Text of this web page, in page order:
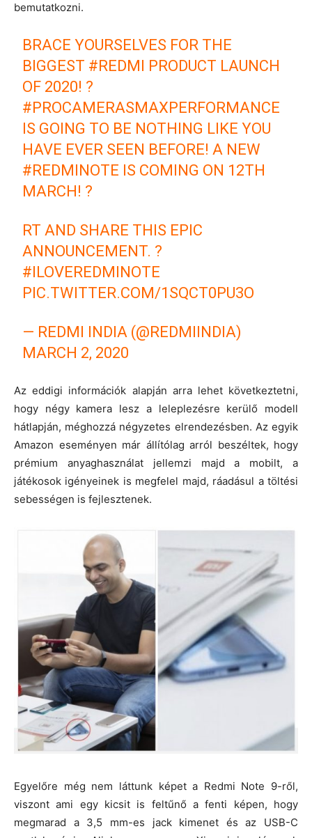
bemutatkozni.
BRACE YOURSELVES FOR THE
BIGGEST #REDMI PRODUCT LAUNCH
OF 2020! ?
#PROCAMERASMAXPERFORMANCE
IS GOING TO BE NOTHING LIKE YOU
HAVE EVER SEEN BEFORE! A NEW
#REDMINOTE IS COMING ON 12TH
MARCH! ?
RT AND SHARE THIS EPIC
ANNOUNCEMENT. ?
#ILOVEREDMINOTE
PIC.TWITTER.COM/1SQCT0PU3O
— REDMI INDIA (@REDMIINDIA)
MARCH 2, 2020
Az eddigi információk alapján arra lehet következtetni,
hogy négy kamera lesz a leleplezésre kerülő modell
hátlapján, méghozzá négyzetes elrendezésben. Az egyik
Amazon eseményen már állítólag arról beszéltek, hogy
prémium anyaghasználat jellemzi majd a mobilt, a
játékosok igényeinek is megfelel majd, ráadásul a töltési
sebességen is fejlesztenek.
Egyelőre még nem láttunk képet a Redmi Note 9-ről,
viszont ami egy kicsit is feltűnő a fenti képen, hogy
megmarad a 3,5 mm-es jack kimenet és az USB-C